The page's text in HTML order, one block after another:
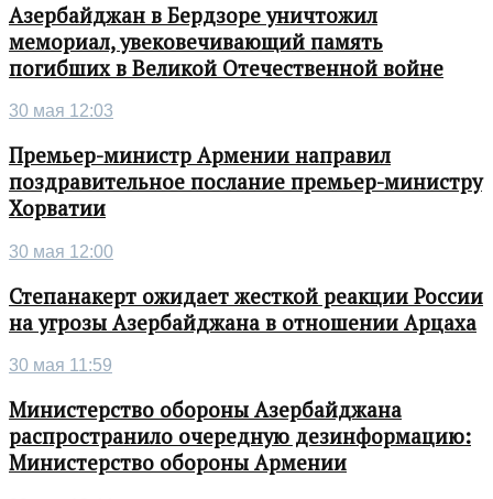
Азербайджан в Бердзоре уничтожил
мемориал, увековечивающий память
погибших в Великой Отечественной войне
30 мая 12:03
Премьер-министр Армении направил
поздравительное послание премьер-министру
Хорватии
30 мая 12:00
Степанакерт ожидает жесткой реакции России
на угрозы Азербайджана в отношении Арцаха
30 мая 11:59
Министерство обороны Азербайджана
распространило очередную дезинформацию:
Министерство обороны Армении